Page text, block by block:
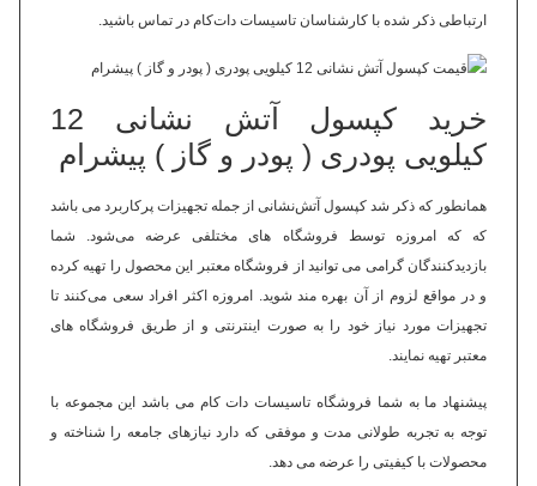
ارتباطی ذکر شده با کارشناسان تاسیسات دات‌کام در تماس باشید.
خرید کپسول آتش نشانی 12
کیلویی پودری ( پودر و گاز ) پیشرام
همانطور که ذکر شد کپسول آتش‌نشانی از جمله تجهیزات پرکاربرد می باشد
که که امروزه توسط فروشگاه های مختلفی عرضه می‌شود. شما
بازدیدکنندگان گرامی می توانید از فروشگاه معتبر این محصول را تهیه کرده
و در مواقع لزوم از آن بهره مند شوید. امروزه اکثر افراد سعی می‌کنند تا
تجهیزات مورد نیاز خود را به صورت اینترنتی و از طریق فروشگاه های
معتبر تهیه نمایند.
پیشنهاد ما به شما فروشگاه تاسیسات دات کام می باشد این مجموعه با
توجه به تجربه طولانی مدت و موفقی که دارد نیازهای جامعه را شناخته و
محصولات با کیفیتی را عرضه می دهد.